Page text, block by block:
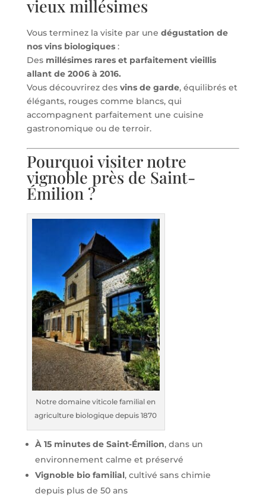
vieux millésimes
Vous terminez la visite par une dégustation de
nos vins biologiques:
Des millésimes rares et parfaitement vieillis
allant de 2006 à 2016.
Vous découvrirez des vins de garde, équilibrés et
élégants, rouges comme blancs, qui
accompagnent parfaitement une cuisine
gastronomique ou de terroir.
Pourquoi visiter notre
vignoble près de Saint-
Émilion ?
Notre domaine viticole familial en
agriculture biologique depuis 1870
À 15 minutes de Saint-Émilion, dans un
environnement calme et préservé
Vignoble bio familial, cultivé sans chimie
depuis plus de 50 ans